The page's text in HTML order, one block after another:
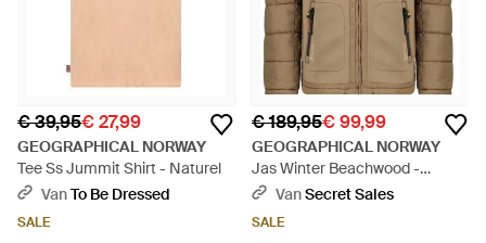
€ 39,95€ 27,99
GEOGRAPHICAL NORWAY
Tee Ss Jummit Shirt - Naturel
VanTo Be Dressed
SALE
€ 189,95€ 99,99
GEOGRAPHICAL NORWAY
Jas Winter Beachwood -
Naturel
VanSecret Sales
SALE